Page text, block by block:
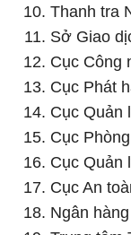
Thanh tra
Sở Giao
Cục Công
Cục Phát
Cục Quản
Cục
Cục Quản
Cục An
Ngân